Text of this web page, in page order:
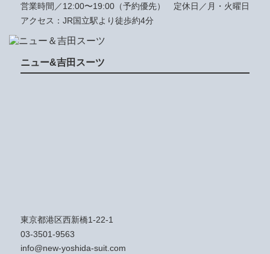
営業時間／12:00〜19:00（予約優先） 定休日／月・火曜日
アクセス：JR国立駅より徒歩約4分
ニュー&吉田スーツ
東京都港区西新橋1-22-1
03-3501-9563
info@new-yoshida-suit.com